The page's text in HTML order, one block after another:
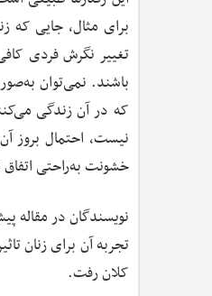
برای مثال، جایی که
تغییر نگرش فردی
باشند. نمی‌توان
که در آن زندگی
نیست، احتمال بروز
خشونت به‌راحتی
نویسندگان در مقاله
تجربه آن برای زنان
کلان رفت.